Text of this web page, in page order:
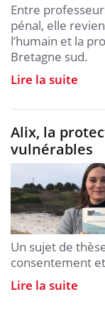
Entre
pénal, elle
l’humain et la
Bretagne sud.
Lire la suite
Alix, la
vulnérables
Un sujet de
consentement
Lire la suite